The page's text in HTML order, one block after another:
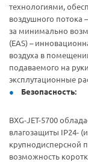
технологиями,
воздушного потока
за минимально
(EAS) –
воздуха в
подаваемого на
эксплутационные
Безопасность:
BXG-JET-5700
влагозащиты IP24-
крупнодисперсной
возможность